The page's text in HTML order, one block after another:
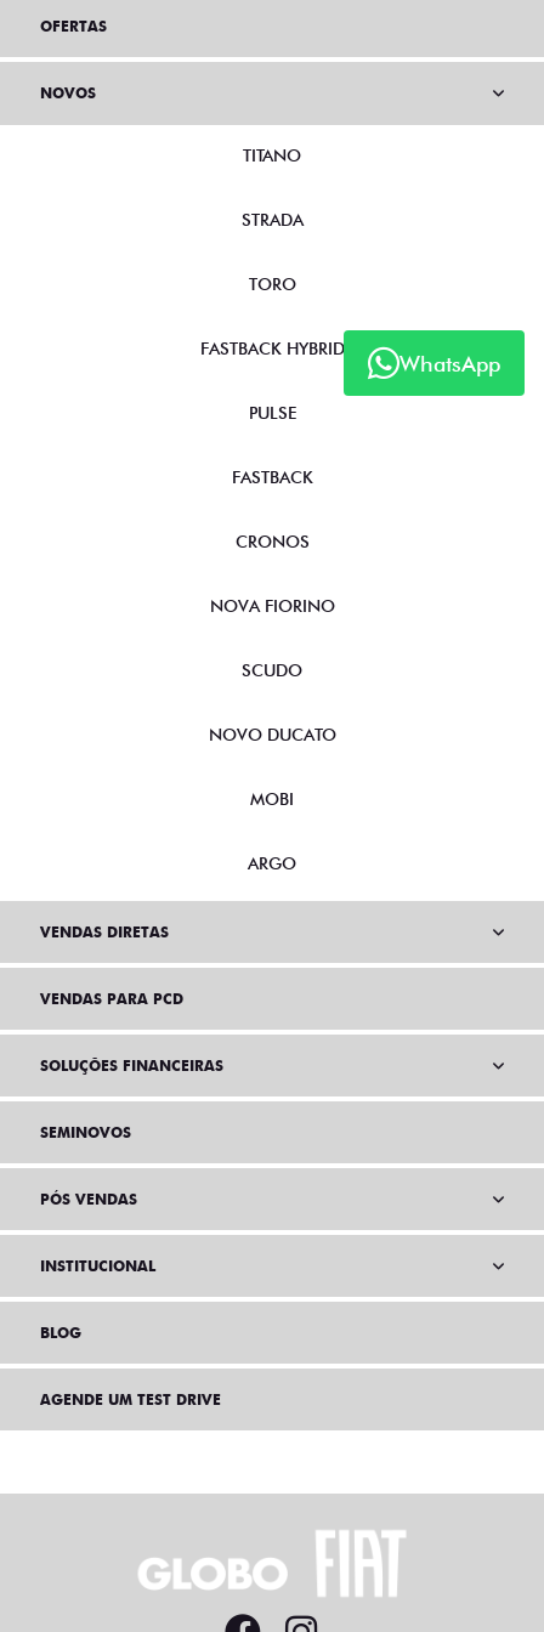
WhatsApp
OFERTAS
NOVOS
TITANO
STRADA
TORO
FASTBACK HYBRID
PULSE
FASTBACK
CRONOS
NOVA FIORINO
SCUDO
NOVO DUCATO
MOBI
ARGO
VENDAS DIRETAS
VENDAS PARA PCD
SOLUÇÕES FINANCEIRAS
SEMINOVOS
PÓS VENDAS
INSTITUCIONAL
BLOG
AGENDE UM TEST DRIVE